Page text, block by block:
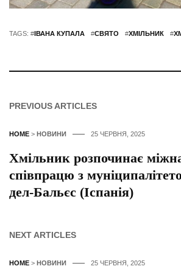
TAGS: # ІВАНА КУПАЛА #СВЯТО #ХМІЛЬНИК #
PREVIOUS ARTICLES
HOME > НОВИНИ 25 ЧЕРВНЯ, 2025
Хмільник розпочинає
співпрацю з
дел-Бальєс (Іспанія)
NEXT ARTICLES
HOME > НОВИНИ 25 ЧЕРВНЯ, 2025